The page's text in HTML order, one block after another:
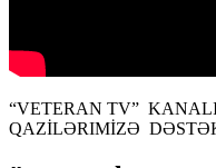
“VETERAN TV”
QAZİLƏRIMİZƏ